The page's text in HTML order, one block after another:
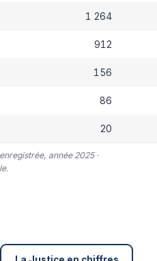
1 264
912
156
86
20
année 2025 ·